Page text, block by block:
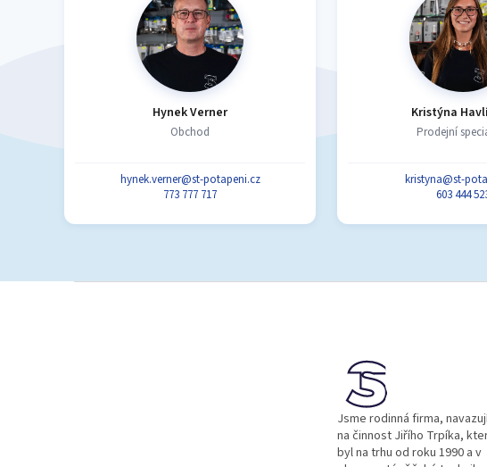
Hynek Verner
Obchod
hynek.verner@st-potapeni.cz
773 777 717
Kristýna
Prodejní
kristyna@st-
603 444
Jsme rodinná firma,
na činnost Jiřího Trpíka,
byl na trhu od roku 1990 a v